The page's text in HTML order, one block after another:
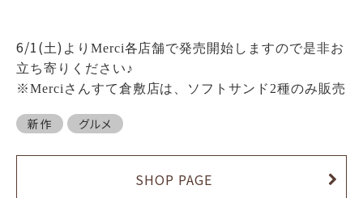
6/1(土) よりMerci各店舗で発売開始しますので是非お
立ち寄りください♪
※Merciさんすて倉敷店は、ソフトサンド2種のみ販売
新作 グルメ
SHOP PAGE